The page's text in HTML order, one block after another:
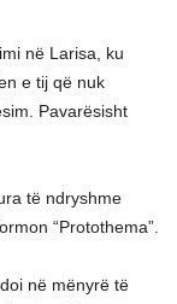
në Larisa, ku
e tij që nuk
Pavarësisht
të ndryshme
“Protothema”.
në mënyrë të